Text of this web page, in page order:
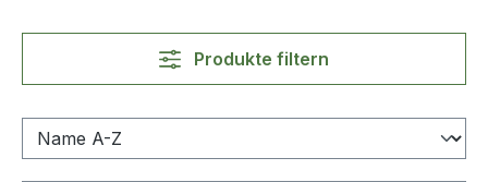
Produkte filtern